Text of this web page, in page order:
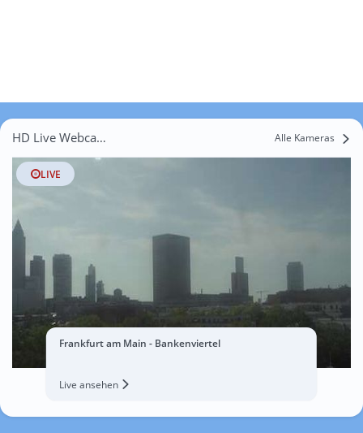
HD Live Webcams Oberstedten Alle Kameras
LIVE
Frankfurt am Main - Bankenviertel
Live ansehen